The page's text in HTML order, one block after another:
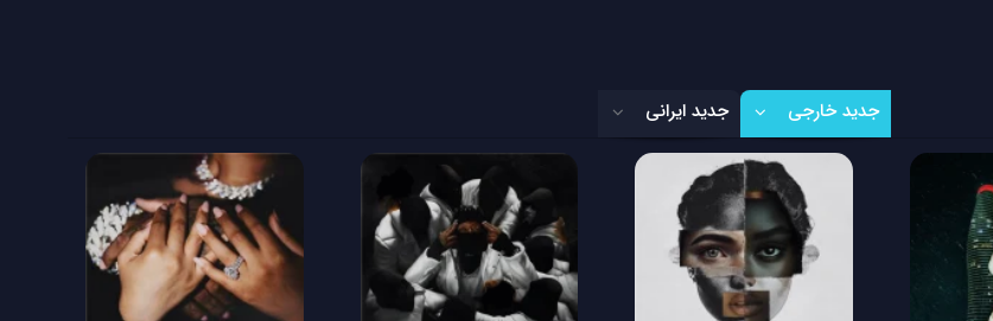
جدید خارجی جدید ایرانی